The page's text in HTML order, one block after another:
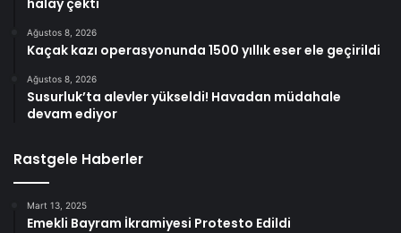
Ağustos 8, 2026
Kaçak kazı operasyonunda 1500 yıllık eser ele geçirildi
Ağustos 8, 2026
Susurluk’ta alevler yükseldi! Havadan müdahale
devam ediyor
Rastgele Haberler
Mart 13, 2025
Emekli Bayram İkramiyesi Protesto Edildi